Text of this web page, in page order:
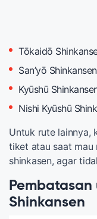
Tōkaidō
San’yō
Kyūshū
Nishi Kyūshū
Untuk rute lainnya,
tiket atau saat mau
shinkasen, agar
Shinkansen